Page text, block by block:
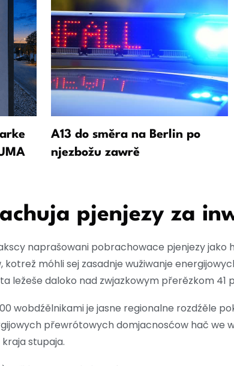
A13 do směra na Berlin po
njezbožu zawrě
pjenjezy za
naprašowani pobrachowace pjenjezy jako
móhli sej zasadnje wužiwanje
ležeše daloko nad zwjazkowym přerězkom 41
wobdźělnikami je jasne regionalne rozdźěle
přewrótowych domjacnosćow hač we
stupaja.